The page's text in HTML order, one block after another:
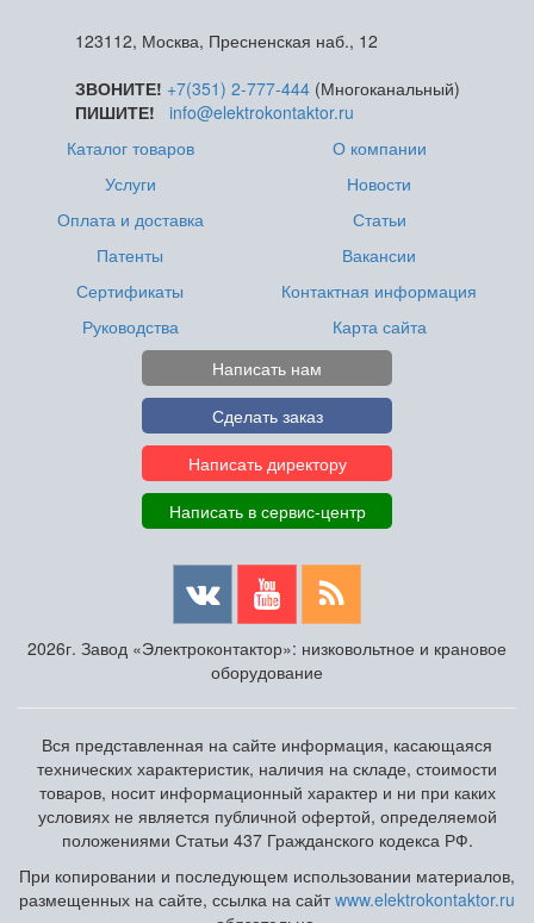
123112, Москва, Пресненская наб., 12
ЗВОНИТЕ! +7(351) 2-777-444(Многоканальный)
ПИШИТЕ!
info@elektrokontaktor.ru
Каталог товаров
Услуги
Оплата и доставка
Патенты
Сертификаты
Руководства
О компании
Новости
Статьи
Вакансии
Контактная информация
Карта сайта
Написать нам
Сделать заказ
Написать директору
Написать в сервис-центр
2026г. Завод «Электроконтактор»: низковольтное и крановое
оборудование
Вся представленная на сайте информация, касающаяся
технических характеристик, наличия на складе, стоимости
товаров, носит информационный характер и ни при каких
условиях не является публичной офертой, определяемой
положениями Статьи 437 Гражданского кодекса РФ.
При копировании и последующем использовании материалов,
размещенных на сайте, ссылка на сайтwww.elektrokontaktor.ru